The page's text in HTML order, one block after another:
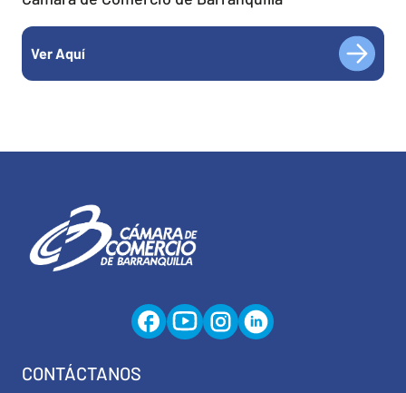
Ver Aquí
CONTÁCTANOS